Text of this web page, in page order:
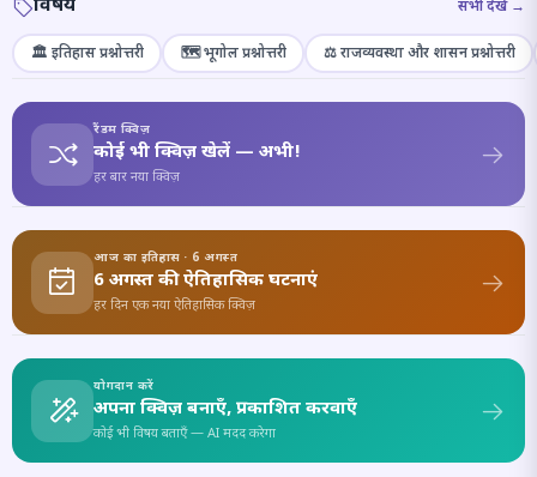
विषय सभी देखें →
🏛️ इतिहास प्रश्नोत्तरी 🗺️ भूगोल प्रश्नोत्तरी ⚖️ राजव्यवस्था और शासन प्रश्नोत्तरी
रैंडम क्विज़
कोई भी क्विज़ खेलें — अभी!
हर बार नया क्विज़
आज का इतिहास · 6 अगस्त
6 अगस्त की ऐतिहासिक घटनाएं
हर दिन एक नया ऐतिहासिक क्विज़
योगदान करें
अपना क्विज़ बनाएँ, प्रकाशित करवाएँ
कोई भी विषय बताएँ — AI मदद करेगा